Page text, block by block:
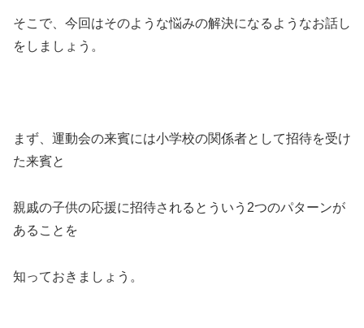
そこで、今回はそのような悩みの解決になるようなお話し
をしましょう。
まず、運動会の来賓には小学校の関係者として招待を受け
た来賓と
親戚の子供の応援に招待されるとういう2つのパターンが
あることを
知っておきましょう。